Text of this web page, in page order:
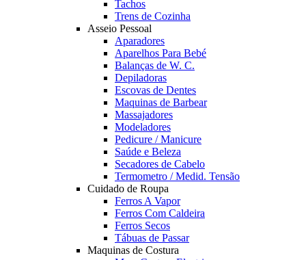
Tachos
Trens de Cozinha
Asseio Pessoal
Aparadores
Aparelhos Para Bebé
Balanças de W. C.
Depiladoras
Escovas de Dentes
Maquinas de Barbear
Massajadores
Modeladores
Pedicure / Manicure
Saúde e Beleza
Secadores de Cabelo
Termometro / Medid. Tensão
Cuidado de Roupa
Ferros A Vapor
Ferros Com Caldeira
Ferros Secos
Tábuas de Passar
Maquinas de Costura